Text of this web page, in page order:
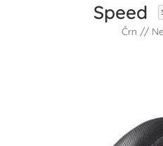
Speed
Črn //